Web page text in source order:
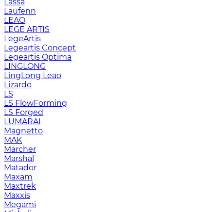
Laufenn
LEAO
LEGE ARTIS
LegeArtis
Legeartis Concept
Legeartis Optima
LINGLONG
LingLong Leao
Lizardo
LS
LS FlowForming
LS Forged
LUMARAI
Magnetto
MAK
Marcher
Marshal
Matador
Maxam
Maxtrek
Maxxis
Megami